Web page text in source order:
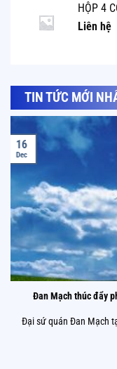
HỘP 4
Liên hệ
TIN TỨC MỚI
Đan Mạch thúc đẩy
Đại sứ quán Đan Mạch
16
Dec